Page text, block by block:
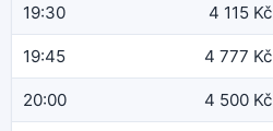
19:30 4 115 Kč
19:45 4 777 Kč
20:00 4 500 Kč